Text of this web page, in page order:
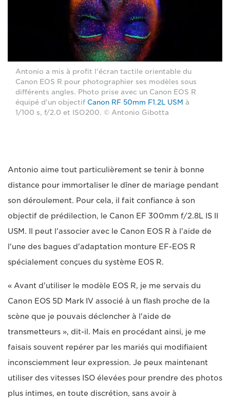
Antonio a mis à profit l'écran tactile orientable du
Canon EOS R pour photographier ses modèles sous
différents angles. Photo prise avec un Canon EOS R
équipé d'un objectif Canon RF 50mm F1.2L USM à
1/100 s, f/2.0 et ISO200. © Antonio Gibotta
Antonio aime tout particulièrement se tenir à bonne
distance pour immortaliser le dîner de mariage pendant
son déroulement. Pour cela, il fait confiance à son
objectif de prédilection, le Canon EF 300mm f/2.8L IS II
USM. Il peut l'associer avec le Canon EOS R à l'aide de
l'une des bagues d'adaptation monture EF-EOS R
spécialement conçues du système EOS R.
« Avant d'utiliser le modèle EOS R, je me servais du
Canon EOS 5D Mark IV associé à un flash proche de la
scène que je pouvais déclencher à l'aide de
transmetteurs », dit-il. Mais en procédant ainsi, je me
faisais souvent repérer par les mariés qui modifiaient
inconsciemment leur expression. Je peux maintenant
utiliser des vitesses ISO élevées pour prendre des photos
plus intimes, en toute discrétion, sans avoir à